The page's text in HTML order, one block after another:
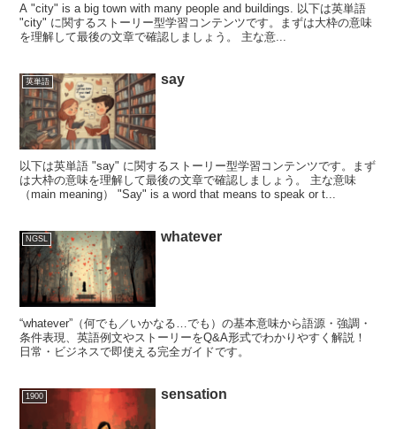
A "city" is a big town with many people and buildings. 以下は英単語
"city" に関するストーリー型学習コンテンツです。まずは大枠の意味
を理解して最後の文章で確認しましょう。 主な意...
英単語 say
以下は英単語 "say" に関するストーリー型学習コンテンツです。まず
は大枠の意味を理解して最後の文章で確認しましょう。 主な意味
（main meaning） "Say" is a word that means to speak or t...
NGSL whatever
“whatever”（何でも／いかなる…でも）の基本意味から語源・強調・
条件表現、英語例文やストーリーをQ&A形式でわかりやすく解説！
日常・ビジネスで即使える完全ガイドです。
1900 sensation